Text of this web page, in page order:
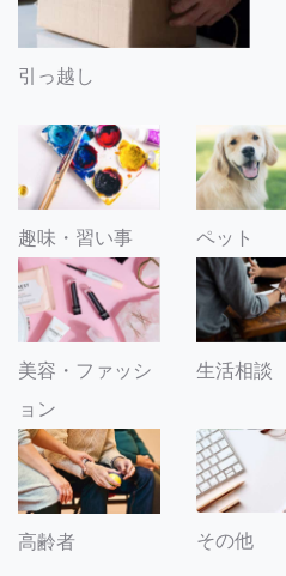
引っ越し
趣味・習い事 ペット
美容・ファッシ
ョン
生活相談
高齢者 その他